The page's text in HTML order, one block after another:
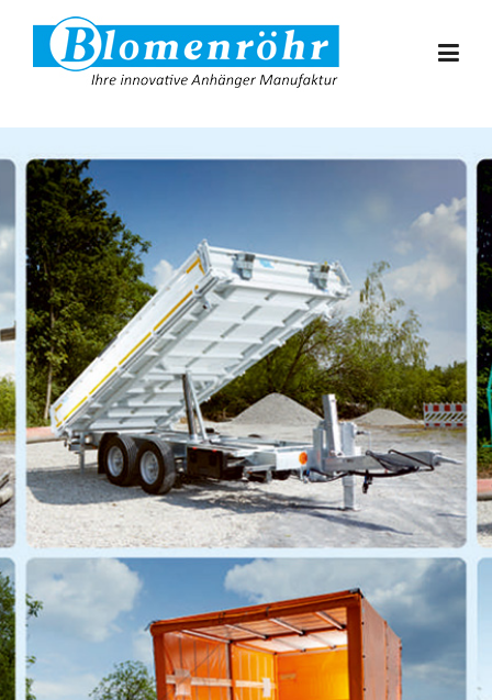
Skip to content